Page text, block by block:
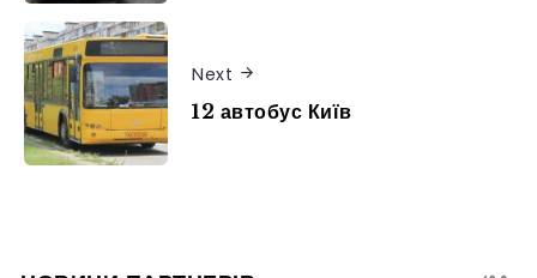
Next
12 автобус Київ